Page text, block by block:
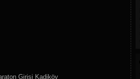
Girisi Kadiköy